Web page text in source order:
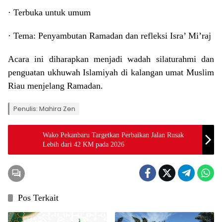
· Terbuka untuk umum
· Tema: Penyambutan Ramadan dan refleksi Isra’ Mi’raj
Acara ini diharapkan menjadi wadah silaturahmi dan
penguatan ukhuwah Islamiyah di kalangan umat Muslim
Riau menjelang Ramadan.
Penulis: Mahira Zen
Wako Pekanbaru Targetkan Perbaikan Jalan Rusak
Lebih dari 42 KM pada 2026
Pos Terkait